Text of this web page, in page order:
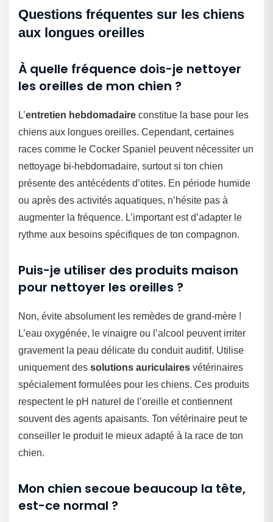
Questions fréquentes sur les chiens
aux longues oreilles
À quelle fréquence dois-je nettoyer
les oreilles de mon chien ?
L’entretien hebdomadaire constitue la base pour les
chiens aux longues oreilles. Cependant, certaines
races comme le Cocker Spaniel peuvent nécessiter un
nettoyage bi-hebdomadaire, surtout si ton chien
présente des antécédents d’otites. En période humide
ou après des activités aquatiques, n’hésite pas à
augmenter la fréquence. L’important est d’adapter le
rythme aux besoins spécifiques de ton compagnon.
Puis-je utiliser des produits maison
pour nettoyer les oreilles ?
Non, évite absolument les remèdes de grand-mère !
L’eau oxygénée, le vinaigre ou l’alcool peuvent irriter
gravement la peau délicate du conduit auditif. Utilise
uniquement des solutions auriculaires vétérinaires
spécialement formulées pour les chiens. Ces produits
respectent le pH naturel de l’oreille et contiennent
souvent des agents apaisants. Ton vétérinaire peut te
conseiller le produit le mieux adapté à la race de ton
chien.
Mon chien secoue beaucoup la tête,
est-ce normal ?